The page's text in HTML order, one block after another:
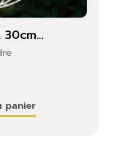
panier